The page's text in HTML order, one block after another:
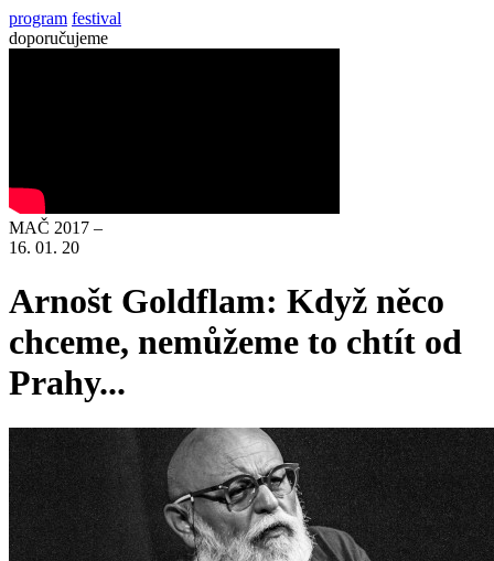
program festival
doporučujeme
MAČ 2017 –
16. 01. 20
Arnošt Goldflam: Když něco
chceme, nemůžeme to chtít od
Prahy...